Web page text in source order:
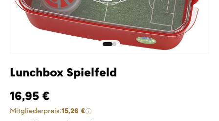
Lunchbox Spielfeld
16,95 €
Mitgliederpreis:15,26 €